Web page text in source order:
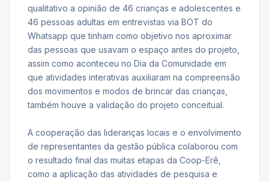
qualitativo a opinião de 46 crianças e adolescentes e
46 pessoas adultas em entrevistas via BOT do
Whatsapp que tinham como objetivo nos aproximar
das pessoas que usavam o espaço antes do projeto,
assim como aconteceu no Dia da Comunidade em
que atividades interativas auxiliaram na compreensão
dos movimentos e modos de brincar das crianças,
também houve a validação do projeto conceitual.
A cooperação das lideranças locais e o envolvimento
de representantes da gestão pública colaborou com
o resultado final das muitas etapas da Coop-Erê,
como a aplicação das atividades de pesquisa e